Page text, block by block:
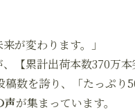
が変わります。」
【累計出荷本数370万
数を誇り、「たっぷ
声が集まっています。